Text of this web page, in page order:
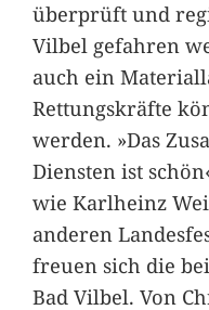
überprüft und
Vilbel gefahren
auch ein
Rettungskräfte
werden. »Das
Diensten ist
wie Karlheinz
anderen
freuen sich die
Bad Vilbel. Von